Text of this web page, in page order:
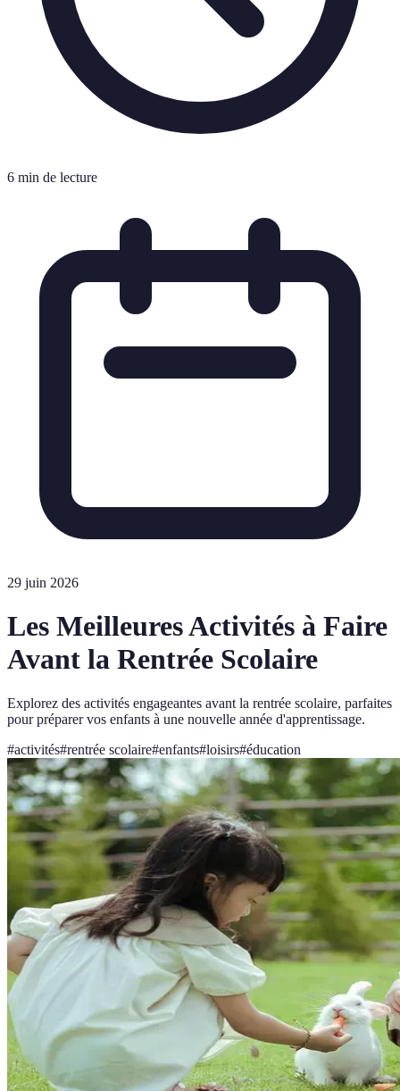
6 min de lecture
29 juin 2026
Les Meilleures Activités à Faire
Avant la Rentrée Scolaire
Explorez des activités engageantes avant la rentrée scolaire, parfaites
pour préparer vos enfants à une nouvelle année d'apprentissage.
#activités#rentrée scolaire#enfants#loisirs#éducation